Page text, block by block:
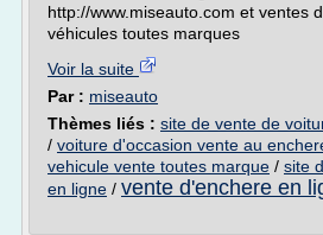
http://www.miseauto.com et ventes
véhicules toutes marques
Voir la suite
Par : miseauto
Thèmes liés : site de vente de
/ voiture d'occasion vente au
vehicule vente toutes marque / site
en ligne / vente d'enchere en